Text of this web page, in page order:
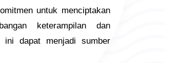
untuk menciptakan
keterampilan dan
ini dapat menjadi sumber